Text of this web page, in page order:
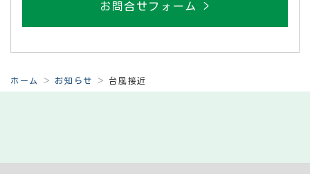
お問合せフォーム >
ホーム お知らせ 台風接近